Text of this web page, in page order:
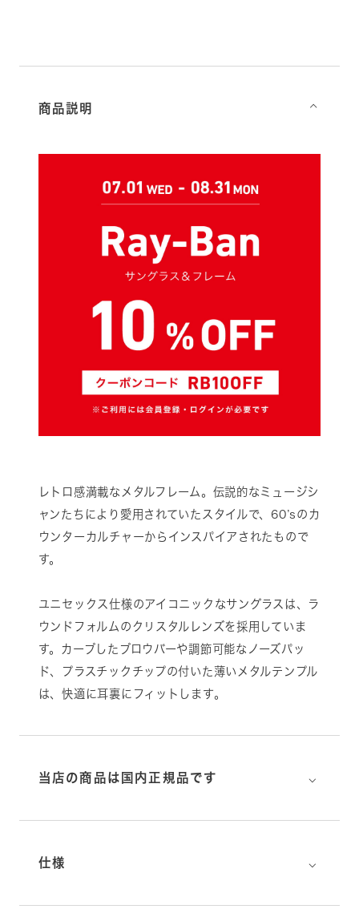
商品説明 ⌵
レトロ感満載なメタルフレーム。伝説的なミュージシ
ャンたちにより愛用されていたスタイルで、60’sのカ
ウンターカルチャーからインスパイアされたもので
す。
ユニセックス仕様のアイコニックなサングラスは、ラ
ウンドフォルムのクリスタルレンズを採用していま
す。カーブしたブロウバーや調節可能なノーズパッ
ド、プラスチックチップの付いた薄いメタルテンプル
は、快適に耳裏にフィットします。
当店の商品は国内正規品です ⌵
仕様 ⌵